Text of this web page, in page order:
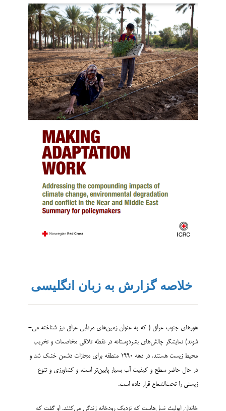
خلاصه گزارش به زبان انگلیسی
هورهای جنوب عراق ( که به عنوان زمین­‌های مردابی عراق نیز شناخته می‌­
شوند) نمایشگر چالش‌­های بشردوستانه در نقطه تلاقی مخاصمات و تخریب
محیط زیست هستند. در دهه 1990 منطقه برای مجازات دشمن خشک شد و
در حال حاضر سطح و کیفیت آب بسیار پایین‌تر است، و کشاورزی و تنوع
زیستی را تحت‌الشعاع قرار داده است.
خاندان ابولیث نسل‌هاست که نزدیک رودخانه زندگی می‌کنند. او گفت که